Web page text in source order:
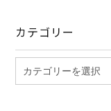
カテゴリー